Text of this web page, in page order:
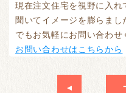
現在注文住宅を視野に入
聞いてイメージを膨らま
でもお気軽にお問い合わせ
お問い合わせはこちらから